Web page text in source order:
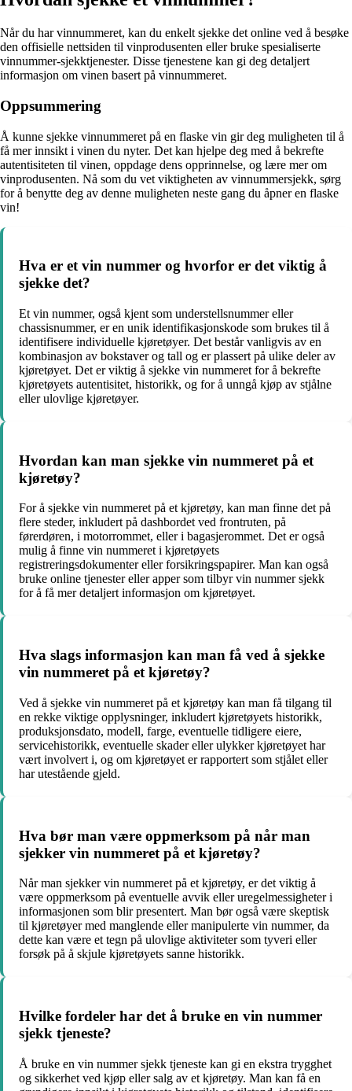
Når du har vinnummeret, kan du enkelt sjekke det online ved å besøke
den offisielle nettsiden til vinprodusenten eller bruke spesialiserte
vinnummer-sjekktjenester. Disse tjenestene kan gi deg detaljert
informasjon om vinen basert på vinnummeret.
Oppsummering
Å kunne sjekke vinnummeret på en flaske vin gir deg muligheten til å
få mer innsikt i vinen du nyter. Det kan hjelpe deg med å bekrefte
autentisiteten til vinen, oppdage dens opprinnelse, og lære mer om
vinprodusenten. Nå som du vet viktigheten av vinnummersjekk, sørg
for å benytte deg av denne muligheten neste gang du åpner en flaske
vin!
Hva er et vin nummer og hvorfor er det viktig å
sjekke det?
Et vin nummer, også kjent som understellsnummer eller
chassisnummer, er en unik identifikasjonskode som brukes til å
identifisere individuelle kjøretøyer. Det består vanligvis av en
kombinasjon av bokstaver og tall og er plassert på ulike deler av
kjøretøyet. Det er viktig å sjekke vin nummeret for å bekrefte
kjøretøyets autentisitet, historikk, og for å unngå kjøp av stjålne
eller ulovlige kjøretøyer.
Hvordan kan man sjekke vin nummeret på et
kjøretøy?
For å sjekke vin nummeret på et kjøretøy, kan man finne det på
flere steder, inkludert på dashbordet ved frontruten, på
førerdøren, i motorrommet, eller i bagasjerommet. Det er også
mulig å finne vin nummeret i kjøretøyets
registreringsdokumenter eller forsikringspapirer. Man kan også
bruke online tjenester eller apper som tilbyr vin nummer sjekk
for å få mer detaljert informasjon om kjøretøyet.
Hva slags informasjon kan man få ved å sjekke
vin nummeret på et kjøretøy?
Ved å sjekke vin nummeret på et kjøretøy kan man få tilgang til
en rekke viktige opplysninger, inkludert kjøretøyets historikk,
produksjonsdato, modell, farge, eventuelle tidligere eiere,
servicehistorikk, eventuelle skader eller ulykker kjøretøyet har
vært involvert i, og om kjøretøyet er rapportert som stjålet eller
har utestående gjeld.
Hva bør man være oppmerksom på når man
sjekker vin nummeret på et kjøretøy?
Når man sjekker vin nummeret på et kjøretøy, er det viktig å
være oppmerksom på eventuelle avvik eller uregelmessigheter i
informasjonen som blir presentert. Man bør også være skeptisk
til kjøretøyer med manglende eller manipulerte vin nummer, da
dette kan være et tegn på ulovlige aktiviteter som tyveri eller
forsøk på å skjule kjøretøyets sanne historikk.
Hvilke fordeler har det å bruke en vin nummer
sjekk tjeneste?
Å bruke en vin nummer sjekk tjeneste kan gi en ekstra trygghet
og sikkerhet ved kjøp eller salg av et kjøretøy. Man kan få en